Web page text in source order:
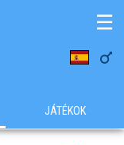

☰
JÁTÉKOK